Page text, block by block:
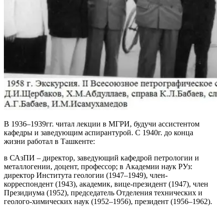
В 1936–1939гг. читал лекции в МГРИ, будучи ассистентом
кафедры и заведующим аспирантурой. С 1940г. до конца
жизни работал в Ташкенте:
в САзПИ – директор, заведующий кафедрой петрологии и
металлогении, доцент, профессор; в Академии наук РУз:
директор Института геологии (1947–1949), член-
корреспондент (1943), академик, вице-президент (1947), член
Президиума (1952), председатель Отделения технических и
геолого-химических наук (1952–1956), президент (1956–1962).